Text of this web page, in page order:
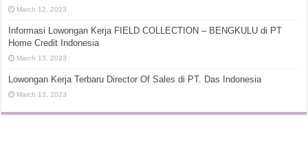
March 12, 2023
Informasi Lowongan Kerja FIELD COLLECTION – BENGKULU di PT
Home Credit Indonesia
March 13, 2023
Lowongan Kerja Terbaru Director Of Sales di PT. Das Indonesia
March 13, 2023